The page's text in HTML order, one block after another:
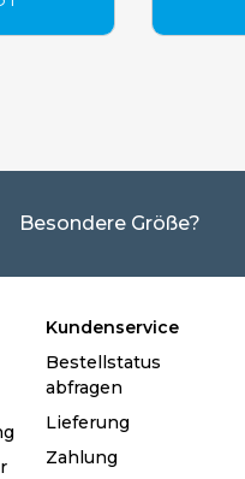
Besondere Größe?
Kundenservice
Bestellstatus
abfragen
Lieferung
Zahlung